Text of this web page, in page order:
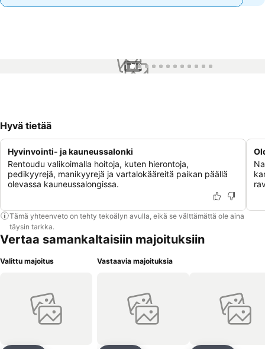
1 / 12
Hyvä tietää
Hyvinvointi- ja kauneussalonki
Rentoudu valikoimalla hoitoja, kuten hierontoja,
pedikyyrejä, manikyyrejä ja vartalokääreitä paikan päällä
olevassa kauneussalongissa.
Tämä yhteenveto on tehty tekoälyn avulla, eikä se välttämättä ole aina
täysin tarkka.
Vertaa samankaltaisiin majoituksiin
Valittu majoitus Vastaavia majoituksia